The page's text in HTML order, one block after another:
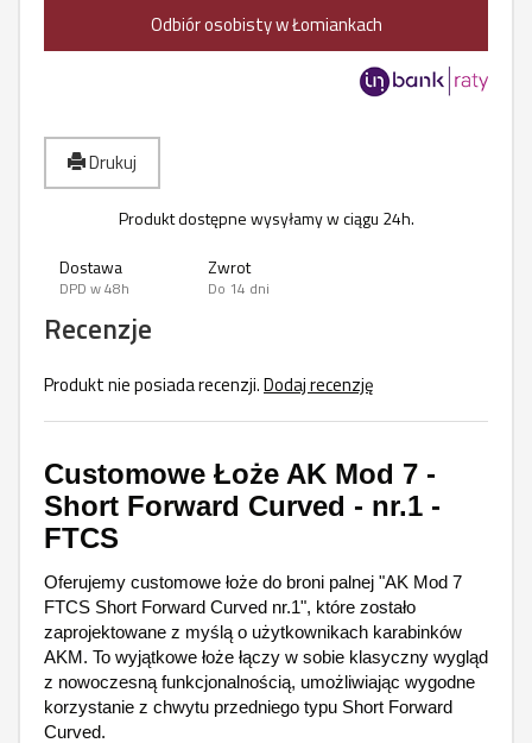
Odbiór osobisty w Łomiankach
Drukuj
Produkt dostępne wysyłamy w ciągu 24h.
Dostawa
DPD w 48h
Zwrot
Do 14 dni
Recenzje
Produkt nie posiada recenzji.Dodaj recenzję
Customowe Łoże AK Mod 7 -
Short Forward Curved - nr.1 -
FTCS
Oferujemy customowe łoże do broni palnej "AK Mod 7
FTCS Short Forward Curved nr.1", które zostało
zaprojektowane z myślą o użytkownikach karabinków
AKM. To wyjątkowe łoże łączy w sobie klasyczny wygląd
z nowoczesną funkcjonalnością, umożliwiając wygodne
korzystanie z chwytu przedniego typu Short Forward
Curved.